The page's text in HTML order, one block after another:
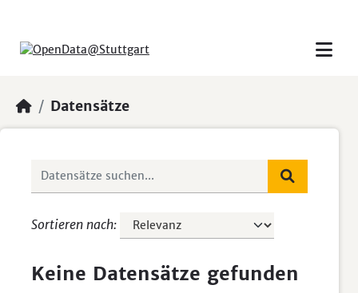
Datensätze
Sortieren nach
Keine Datensätze gefunden